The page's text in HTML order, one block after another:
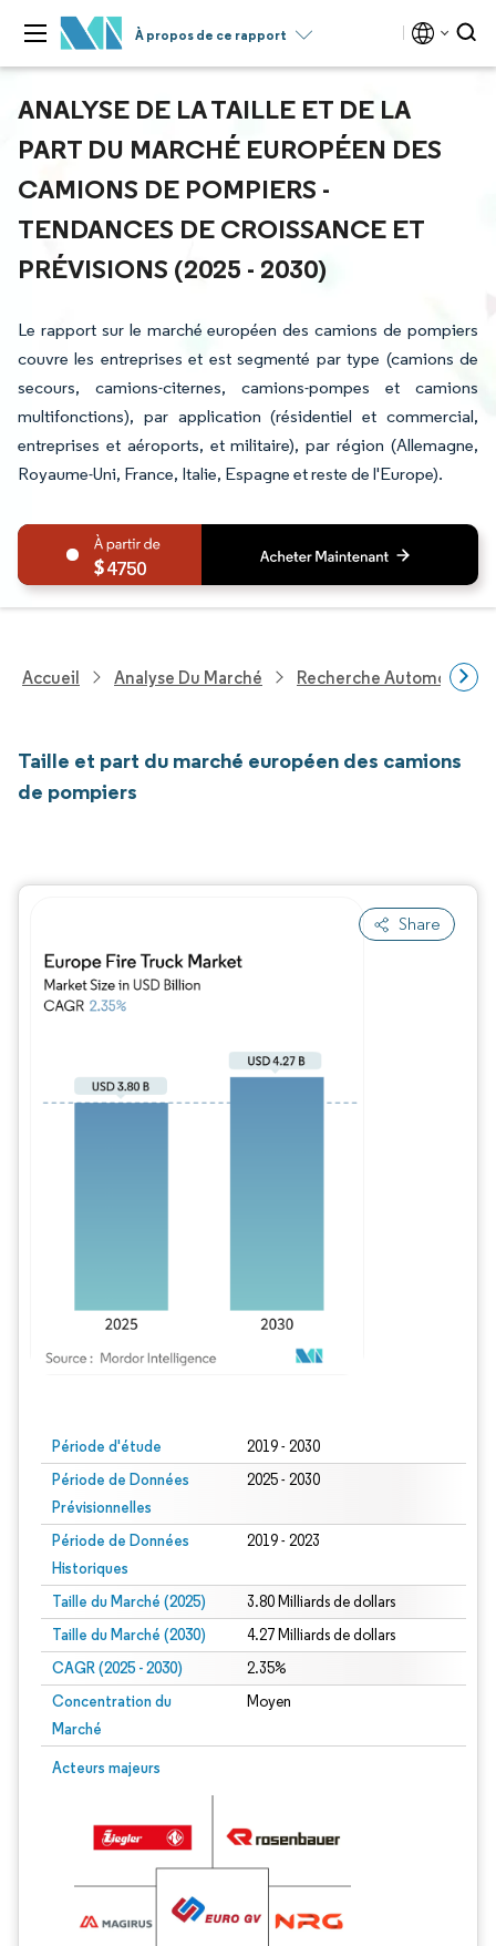
À propos de ce rapport
ANALYSE DE LA TAILLE ET DE LA
PART DU MARCHÉ EUROPÉEN DES
CAMIONS DE POMPIERS -
TENDANCES DE CROISSANCE ET
PRÉVISIONS (2025 - 2030)
Le rapport sur le marché européen des camions de pompiers
couvre les entreprises et est segmenté par type (camions de
secours, camions-citernes, camions-pompes et camions
multifonctions), par application (résidentiel et commercial,
entreprises et aéroports, et militaire), par région (Allemagne,
Royaume-Uni, France, Italie, Espagne et reste de l'Europe).
4750
Accueil Analyse Du Marché Recherche Automobile
Taille et part du marché européen des camions
de pompiers
Share
Période d'étude 2019 - 2030
Période de Données
Prévisionnelles
2025 - 2030
Période de Données
Historiques
2019 - 2023
Taille du Marché (2025) 3.80 Milliards de dollars
Taille du Marché (2030) 4.27 Milliards de dollars
CAGR (2025 - 2030) 2.35%
Concentration du
Marché
Moyen
Acteurs majeurs